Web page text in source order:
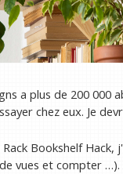
a plus de 200 000
chez eux. Je
Rack Bookshelf
vues et compter